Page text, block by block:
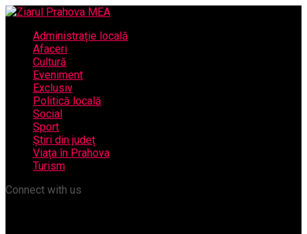
Administrație locală
Afaceri
Cultură
Eveniment
Exclusiv
Politică locală
Social
Sport
Știri din județ
Viața în Prahova
Turism
Connect with us